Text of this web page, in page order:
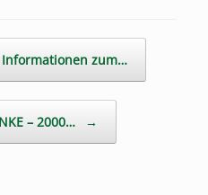
zum…
– 2000… →